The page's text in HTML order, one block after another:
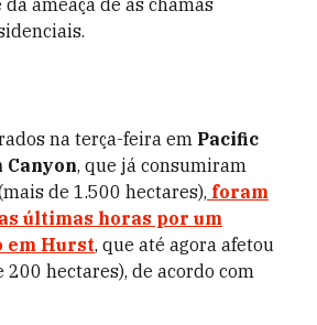
ameaça de as chamas
na terça-feira em Pacific
Canyon, que já consumiram
de 1.500 hectares), foram
últimas horas por um
em Hurst, que até agora afetou
200 hectares), de acordo com